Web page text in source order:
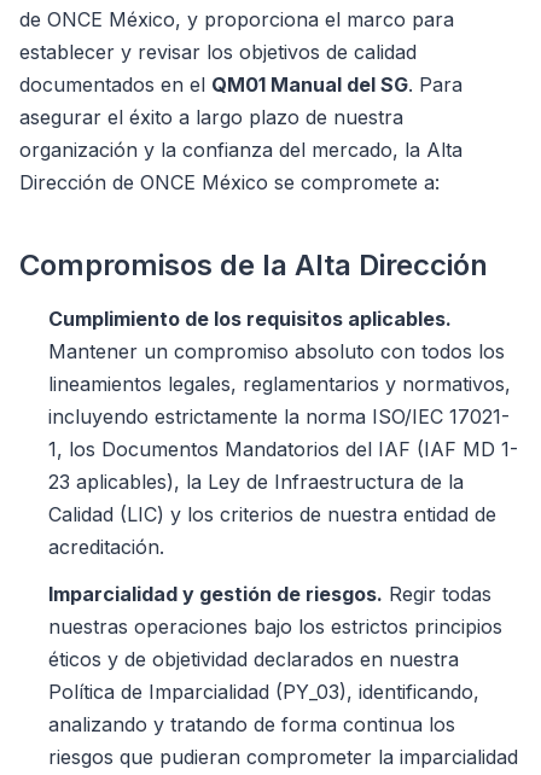
de ONCE México, y proporciona el marco para
establecer y revisar los objetivos de calidad
documentados en el QM01 Manual del SG. Para
asegurar el éxito a largo plazo de nuestra
organización y la confianza del mercado, la Alta
Dirección de ONCE México se compromete a:
Compromisos de la Alta Dirección
Cumplimiento de los requisitos aplicables.
Mantener un compromiso absoluto con todos los
lineamientos legales, reglamentarios y normativos,
incluyendo estrictamente la norma ISO/IEC 17021-
1, los Documentos Mandatorios del IAF (IAF MD 1-
23 aplicables), la Ley de Infraestructura de la
Calidad (LIC) y los criterios de nuestra entidad de
acreditación.
Imparcialidad y gestión de riesgos. Regir todas
nuestras operaciones bajo los estrictos principios
éticos y de objetividad declarados en nuestra
Política de Imparcialidad (PY_03), identificando,
analizando y tratando de forma continua los
riesgos que pudieran comprometer la imparcialidad